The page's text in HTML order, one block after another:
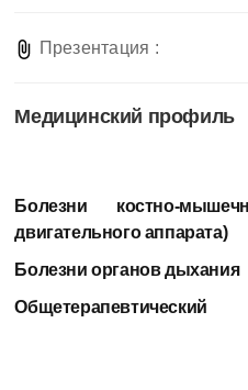
Презентация :
Медицинский профиль
Болезни костно-
двигательного аппарата)
Болезни органов дыхания
Общетерапевтический